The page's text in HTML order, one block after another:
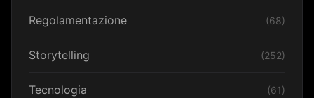
Regolamentazione (68)
Storytelling (252)
Tecnologia (61)